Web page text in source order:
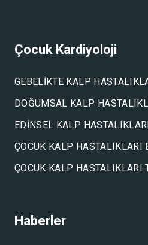
Çocuk Kardiyoloji
GEBELIKTE KALP
DOĞUMSAL KALP
EDINSEL KALP HASTALIKLARI
ÇOCUK KALP HASTALIKLARI
ÇOCUK KALP HASTALIKLARI
Haberler